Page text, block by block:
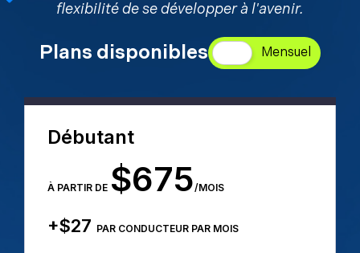
flexibilité de se développer à l'avenir.
Plans disponibles
Débutant
À PARTIR DE $675/MOIS
+$27 PAR CONDUCTEUR PAR MOIS